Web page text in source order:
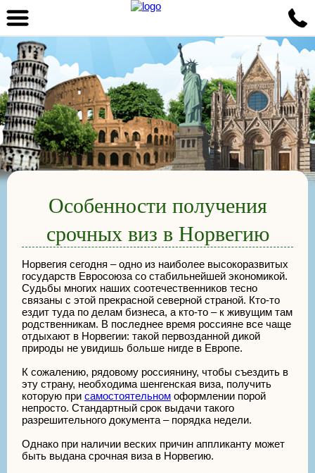
Особенности получения
срочных виз в Норвегию
Норвегия сегодня – одно из наиболее высокоразвитых
государств Евросоюза со стабильнейшей экономикой.
Судьбы многих наших соотечественников тесно
связаны с этой прекрасной северной страной. Кто-то
ездит туда по делам бизнеса, а кто-то – к живущим там
родственникам. В последнее время россияне все чаще
отдыхают в Норвегии: такой первозданной дикой
природы не увидишь больше нигде в Европе.
К сожалению, рядовому россиянину, чтобы съездить в
эту страну, необходима шенгенская виза, получить
которую при самостоятельном оформлении порой
непросто. Стандартный срок выдачи такого
разрешительного документа – порядка недели.
Однако при наличии веских причин аппликанту может
быть выдана срочная виза в Норвегию.